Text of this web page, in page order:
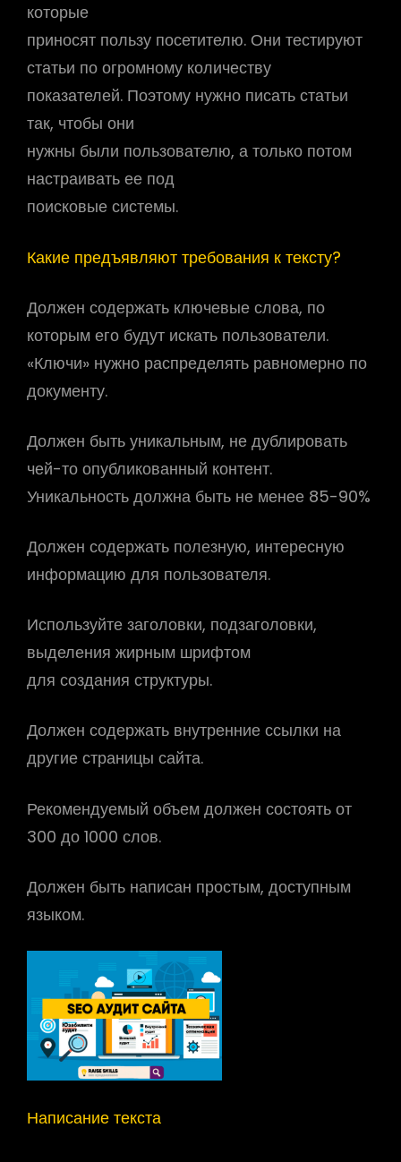
которые
приносят пользу посетителю. Они тестируют
статьи по огромному количеству
показателей. Поэтому нужно писать статьи
так, чтобы они
нужны были пользователю, а только потом
настраивать ее под
поисковые системы.
Какие предъявляют требования к тексту?
Должен содержать ключевые слова, по
которым его будут искать пользователи.
«Ключи» нужно распределять равномерно по
документу.
Должен быть уникальным, не дублировать
чей-то опубликованный контент.
Уникальность должна быть не менее 85-90%
Должен содержать полезную, интересную
информацию для пользователя.
Используйте заголовки, подзаголовки,
выделения жирным шрифтом
для создания структуры.
Должен содержать внутренние ссылки на
другие страницы сайта.
Рекомендуемый объем должен состоять от
300 до 1000 слов.
Должен быть написан простым, доступным
языком.
Написание текста